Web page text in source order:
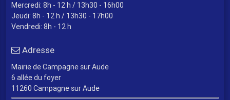
Mercredi: 8h - 12 h / 13h30 - 16h00
Jeudi: 8h - 12 h / 13h30 - 17h00
Vendredi: 8h - 12 h
Adresse
Mairie de Campagne sur Aude
6 allée du foyer
11260 Campagne sur Aude